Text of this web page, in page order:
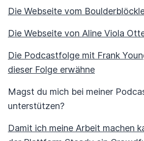
Die Webseite vom
Die Webseite von Aline Viola
Die Podcastfolge mit Frank
dieser Folge erwähne
Magst du mich bei meiner
unterstützen?
Damit ich meine Arbeit machen